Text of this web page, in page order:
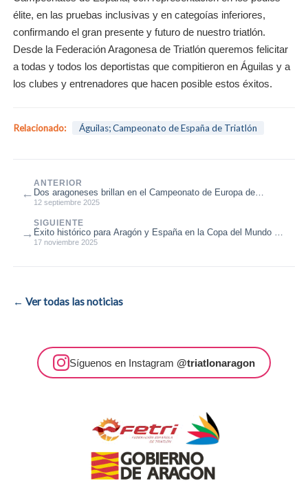
élite, en las pruebas inclusivas y en categoías inferiores,
confirmando el gran presente y futuro de nuestro triatlón.
Desde la Federación Aragonesa de Triatlón queremos felicitar
a todas y todos los deportistas que compitieron en Águilas y a
los clubes y entrenadores que hacen posible estos éxitos.
Relacionado: Águilas; Campeonato de España de Triatlón
←
ANTERIOR
Dos aragoneses brillan en el Campeonato de Europa de
Triatlón 2025
12 septiembre 2025
SIGUIENTE
Éxito histórico para Aragón y España en la Copa del Mundo de
Triatlón de Florian...
17 noviembre 2025
→
← Ver todas las noticias
Síguenos en Instagram @triatlonaragon